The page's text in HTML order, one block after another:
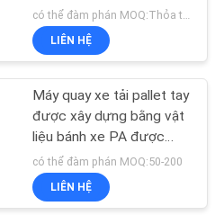
77
LIÊN HỆ
Máy quay xe tải pallet tay
được xây dựng bằng vật
liệu bánh xe PA được
thiết kế để cải thiện tính
di động và xử lý tải trong
hậu cần
có thể đàm phán MOQ:50-200
LIÊN HỆ